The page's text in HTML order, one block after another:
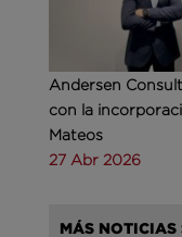
Andersen
con la
Mateos
27 Abr 2026
MÁS NOTICIAS